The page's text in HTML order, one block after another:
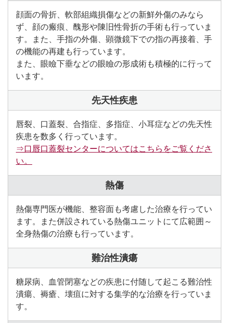
顔面の骨折、軟部組織損傷などの新鮮外傷のみなら
ず、顔の瘢痕、醜形や陳旧性骨折の手術も行っていま
す。また、手指の外傷、顕微鏡下での指の再接着、手
の機能の再建も行っています。
また、眼瞼下垂などの眼瞼の形成術も積極的に行って
います。
先天性疾患
唇裂、口蓋裂、合指症、多指症、小耳症などの先天性
疾患を数多く行っています。
⇒口唇口蓋裂センターについてはこちらをご覧くださ
い。
熱傷
熱傷専門医が機能、整容面も考慮した治療を行ってい
ます。また併設されている熱傷ユニットにて広範囲～
全身熱傷の治療も行っています。
難治性潰瘍
糖尿病、血管閉塞などの疾患に付随して起こる難治性
潰瘍、褥瘡、壊疽に対する集学的な治療を行っていま
す。